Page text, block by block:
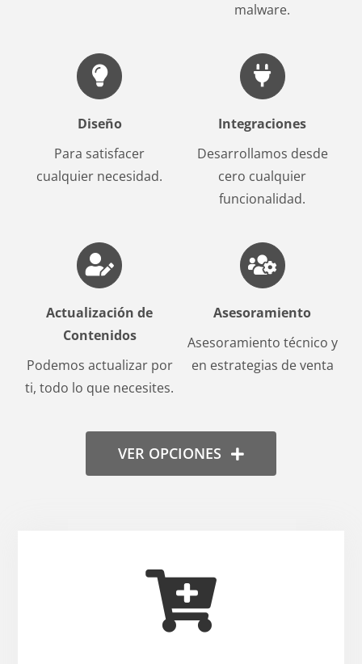
malware.
Diseño
Para satisfacer
cualquier necesidad.
Integraciones
Desarrollamos desde
cero cualquier
funcionalidad.
Actualización de
Contenidos
Podemos actualizar por
ti, todo lo que necesites.
Asesoramiento
Asesoramiento técnico y
en estrategias de venta
VER OPCIONES